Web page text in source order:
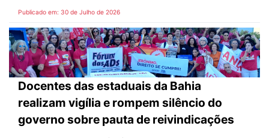
Publicado em: 30 de Julho de 2026
Docentes das estaduais da Bahia
realizam vigília e rompem silêncio do
governo sobre pauta de reivindicações